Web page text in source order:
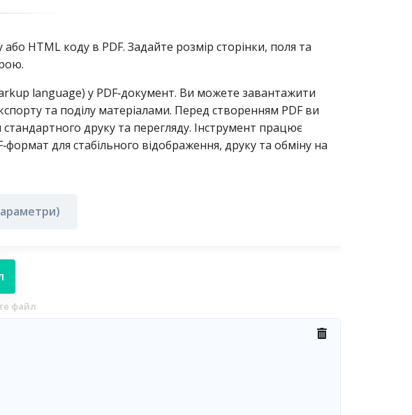
HTML коду в PDF. Задайте розмір сторінки, поля та
language) у PDF‑документ. Ви можете завантажити
та поділу матеріалами. Перед створенням PDF ви
друку та перегляду. Інструмент працює
для стабільного відображення, друку та обміну на
файл